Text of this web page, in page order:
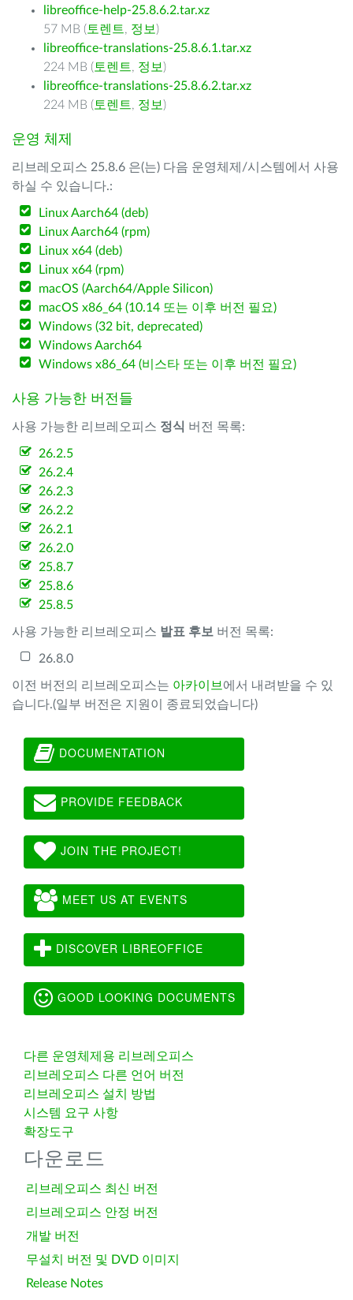
libreoffice-help-25.8.6.2.tar.xz
57 MB ( 토렌트, 정보 )
libreoffice-translations-25.8.6.1.tar.xz
224 MB ( 토렌트, 정보 )
libreoffice-translations-25.8.6.2.tar.xz
224 MB ( 토렌트, 정보 )
운영 체제
리브레오피스 25.8.6 은(는) 다음 운영체제/시스템에서 사용
하실 수 있습니다.:
Linux Aarch64 (deb)
Linux Aarch64 (rpm)
Linux x64 (deb)
Linux x64 (rpm)
macOS (Aarch64/Apple Silicon)
macOS x86_64 (10.14 또는 이후 버전 필요)
Windows (32 bit, deprecated)
Windows Aarch64
Windows x86_64 (비스타 또는 이후 버전 필요)
사용 가능한 버전들
사용 가능한 리브레오피스 정식 버전 목록:
26.2.5
26.2.4
26.2.3
26.2.2
26.2.1
26.2.0
25.8.7
25.8.6
25.8.5
사용 가능한 리브레오피스 발표 후보 버전 목록:
26.8.0
이전 버전의 리브레오피스는 아카이브 에서 내려받을 수 있
습니다.(일부 버전은 지원이 종료되었습니다)
DOCUMENTATION
PROVIDE FEEDBACK
JOIN THE PROJECT!
MEET US AT EVENTS
DISCOVER LIBREOFFICE
GOOD LOOKING DOCUMENTS
다른 운영체제용 리브레오피스
리브레오피스 다른 언어 버전
리브레오피스 설치 방법
시스템 요구 사항
확장도구
다운로드
리브레오피스 최신 버전
리브레오피스 안정 버전
개발 버전
무설치 버전 및 DVD 이미지
Release Notes